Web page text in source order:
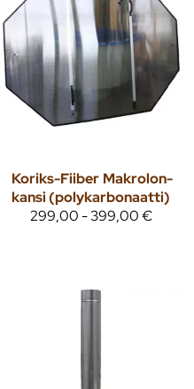
Koriks-Fiiber Makrolon-
kansi (polykarbonaatti)
299,00 - 399,00 €